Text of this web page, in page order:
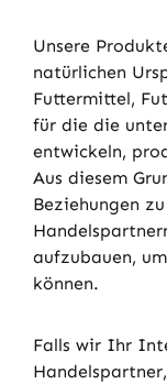
Unsere
natürlichen
Futtermittel,
für die die
entwickeln,
Aus diesem
Beziehungen
aufzubauen,
können.
Falls wir Ihr